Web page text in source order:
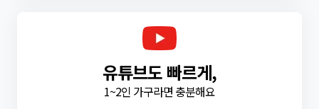
유튜브도 빠르게,
1~2인 가구라면 충분해요